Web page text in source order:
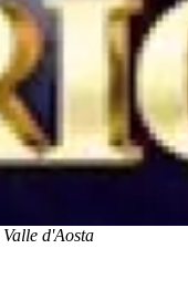
Valle d'Aosta